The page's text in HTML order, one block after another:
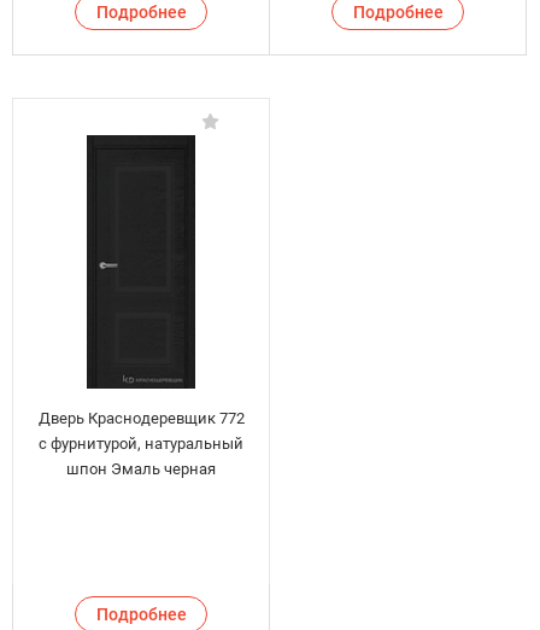
Подробнее Подробнее
Дверь Краснодеревщик 772
с фурнитурой, натуральный
шпон Эмаль черная
Подробнее